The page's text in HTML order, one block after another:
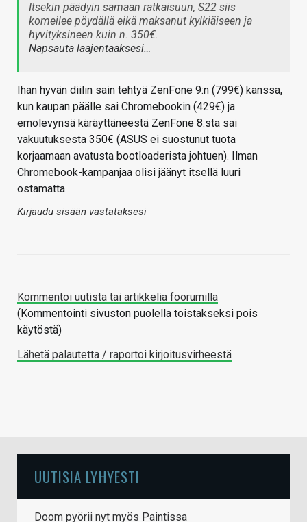
Itsekin päädyin samaan ratkaisuun, S22 siis
komeilee pöydällä eikä maksanut kylkiäiseen ja
hyvityksineen kuin n. 350€.
Napsauta laajentaaksesi…
Ihan hyvän diilin sain tehtyä ZenFone 9:n (799€) kanssa,
kun kaupan päälle sai Chromebookin (429€) ja
emolevynsä käräyttäneestä ZenFone 8:sta sai
vakuutuksesta 350€ (ASUS ei suostunut tuota
korjaamaan avatusta bootloaderista johtuen). Ilman
Chromebook-kampanjaa olisi jäänyt itsellä luuri
ostamatta.
Kirjaudu sisään vastataksesi
Kommentoi uutista tai artikkelia foorumilla
(Kommentointi sivuston puolella toistakseksi pois
käytöstä)
Lähetä palautetta / raportoi kirjoitusvirheestä
UUTISIA LYHYESTI
Doom pyörii nyt myös Paintissa